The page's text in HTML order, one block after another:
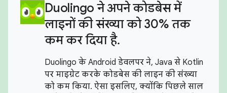
Duolingo ने अपने कोडबेस में
लाइनों की संख्या को 30% तक
कम कर दिया है.
Duolingo के Android डेवलपर ने, Java से Kotlin
पर माइग्रेट करके कोडबेस की लाइन की संख्या
को कम किया. ऐसा इसलिए, क्योंकि पिछले साल